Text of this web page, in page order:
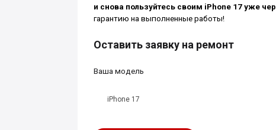
и снова пользуйтесь своим iPhone 17 уже
гарантию на выполненные работы!
Оставить заявку на ремонт
Ваша модель
iPhone 17